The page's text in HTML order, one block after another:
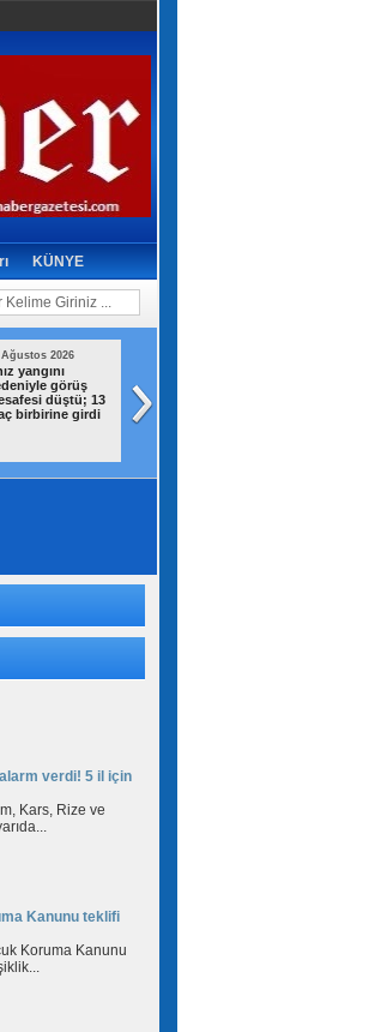
KÜNYE
Ağustos 2026
yangını
görüş
düştü; 13
birbirine girdi
verdi! 5 il için
Kars, Rize ve
Kanunu teklifi
Koruma Kanunu